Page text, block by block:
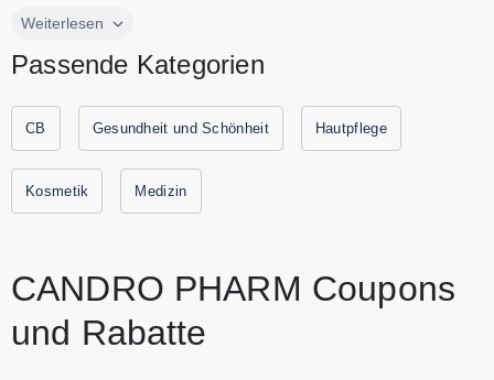
Seit 1997 bietet CANDROPHARM Premium CBD Produkte
Produkten erhalten Sie im Gegensatz wie viele denken,
Produkte mit CBD wie auch Soft Gels mit reinem
Breitspektrum CBD, wasserlösliches CBD mit einer hohen
Bioverfügbarkeit und Kosmetikprodukte angereichert mit
Weiterlesen
Passende Kategorien
CB Gesundheit und Schönheit Hautpflege
Kosmetik Medizin
CANDRO PHARM Coupons
und Rabatte